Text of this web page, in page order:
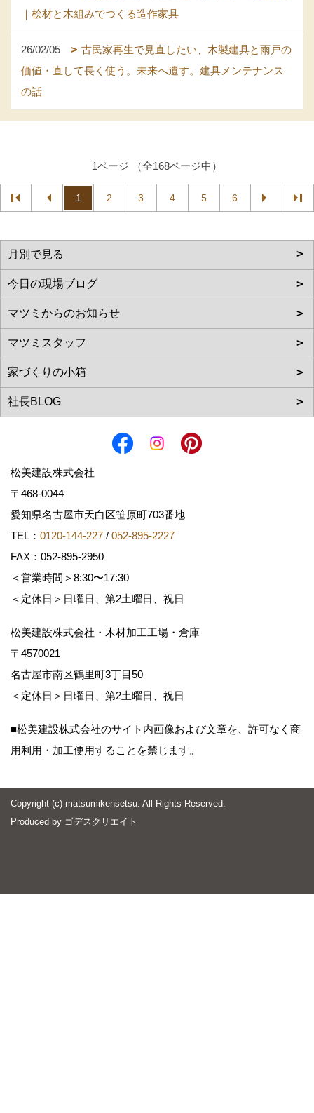
｜桧材と木組みでつくる造作家具
26/02/05
古民家再生で見直したい、木製建具と雨戸の
価値・直して長く使う。未来へ遺す。建具メンテナンス
の話
1ページ （全168ページ中）
1 2 3 4 5 6
松美建設株式会社
〒468-0044
愛知県名古屋市天白区笹原町703番地
TEL： 0120-144-227 / 052-895-2227
FAX：052-895-2950
＜営業時間＞8:30〜17:30
＜定休日＞日曜日、第2土曜日、祝日
松美建設株式会社・木材加工工場・倉庫
〒4570021
名古屋市南区鶴里町3丁目50
＜定休日＞日曜日、第2土曜日、祝日
■松美建設株式会社のサイト内画像および文章を、許可なく商
用利用・加工使用することを禁じます。
Copyright (c) matsumikensetsu. All Rights Reserved.
Produced by ゴデスクリエイト